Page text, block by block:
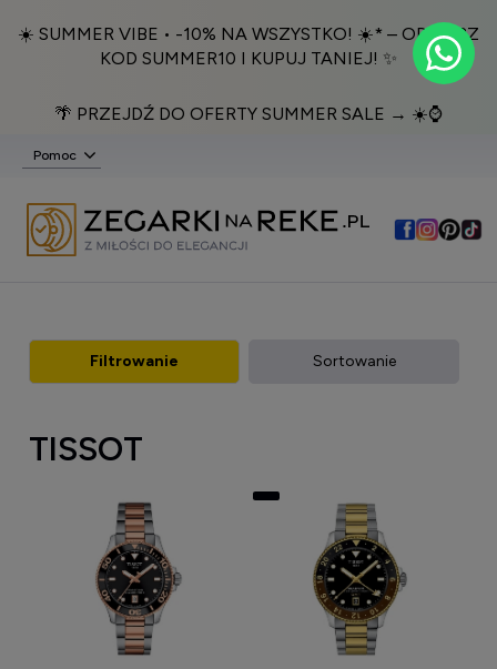
☀️ SUMMER VIBE • -10% NA WSZYSTKO! ☀️* – ODBIERZ
KOD SUMMER10 I KUPUJ TANIEJ! ✨
🌴 PRZEJDŹ DO OFERTY SUMMER SALE → ☀️⌚️
Pomoc
Filtrowanie Sortowanie
TISSOT